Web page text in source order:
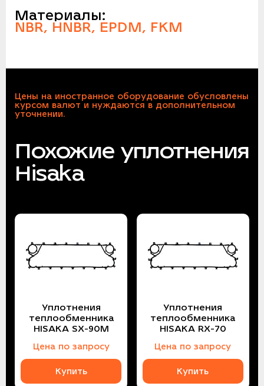
Материалы:
NBR, HNBR, EPDM, FKM
Цены на иностранное оборудование обусловлены
курсом валют и нуждаются в дополнительном
уточнении.
Похожие уплотнения
Hisaka
Уплотнения
теплообменника
HISAKA SX-90M
Цена по запросу
Купить
Уплотнения
теплообменника
HISAKA RX-70
Цена по запросу
Купить